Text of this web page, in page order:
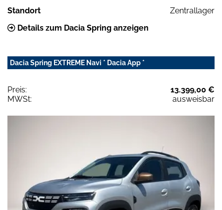
Standort
Zentrallager
Details zum Dacia Spring anzeigen
Dacia Spring EXTREME Navi * Dacia App *
Preis:
13.399,00 €
MWSt:
ausweisbar